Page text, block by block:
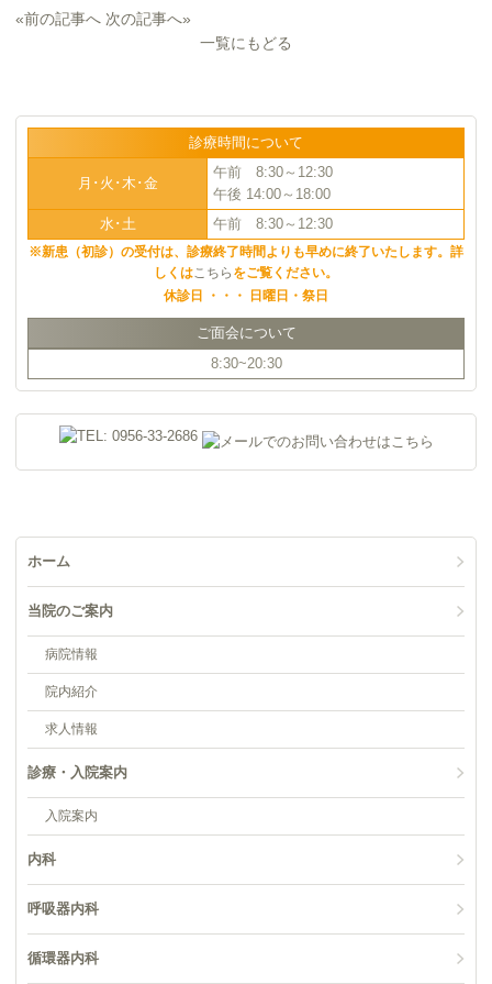
«前の記事へ 次の記事へ»
一覧にもどる
診療時間について
月･火･木･金
午前 8:30～12:30
午後 14:00～18:00
水･土
午前 8:30～12:30
※新患（初診）の受付は、診療終了時間よりも早めに終了いたします。詳
しくは こちら をご覧ください。
休診日 ・・・ 日曜日・祭日
ご面会について
8:30~20:30
ホーム
当院のご案内
病院情報
院内紹介
求人情報
診療・入院案内
入院案内
内科
呼吸器内科
循環器内科